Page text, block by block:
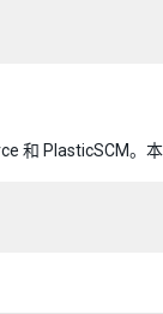
和 PlasticSCM。